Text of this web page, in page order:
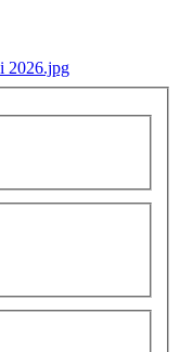
2026.jpg